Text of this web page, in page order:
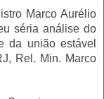
Marco Aurélio
séria análise do
da união estável
Rel. Min. Marco